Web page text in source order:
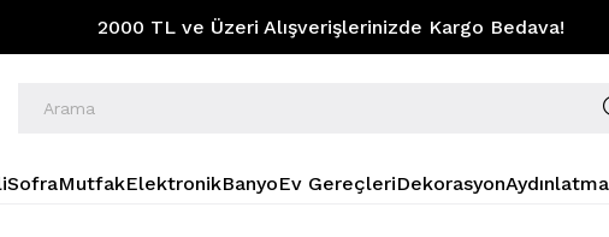
2000 TL ve Üzeri Alışverişlerinizde Kargo Bedava!
SofraMutfakElektronikBanyoEv GereçleriDekorasyonAydınlatma